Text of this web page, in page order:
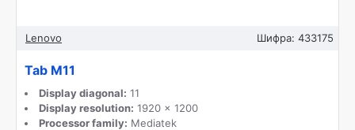
Lenovo Шифра: 433175
Tab M11
Display diagonal: 11
Display resolution: 1920 x 1200
Processor family: Mediatek